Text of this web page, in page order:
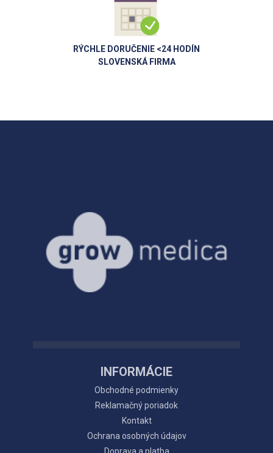
RÝCHLE DORUČENIE <24 HODÍN
SLOVENSKÁ FIRMA
INFORMÁCIE
Obchodné podmienky
Reklamačný poriadok
Kontakt
Ochrana osobných údajov